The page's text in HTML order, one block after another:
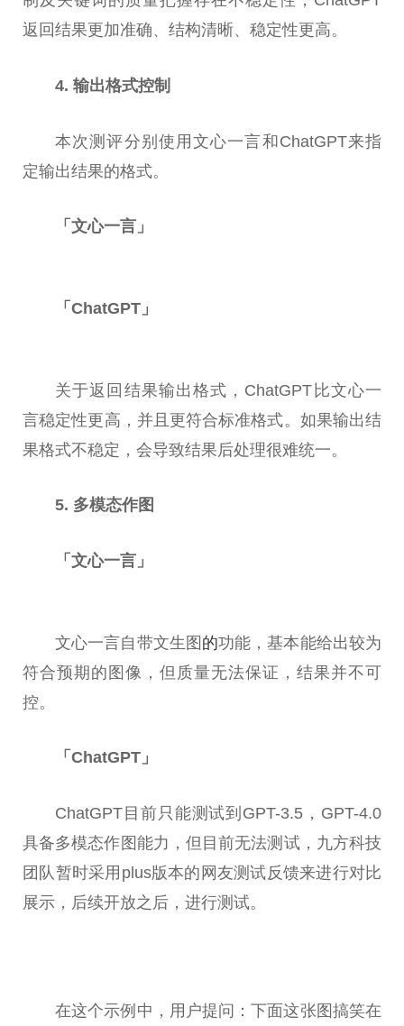
返回结果更加准确、结构清晰、稳定性更高。
4. 输出格式控制
本次测评分别使用文心一言和ChatGPT来指
定输出结果的格式。
「文心一言」
「ChatGPT」
关于返回结果输出格式，ChatGPT比文心一
言稳定性更高，并且更符合标准格式。如果输出结
果格式不稳定，会导致结果后处理很难统一。
5. 多模态作图
「文心一言」
文心一言自带文生图 的功能，基本能给出较为
符合预期的图像，但质量无法保证，结果并不可
控。
「ChatGPT」
ChatGPT目前只能测试到GPT-3.5，GPT-4.0
具备多模态作图能力，但目前无法测试，九方科技
团队暂时采用plus版本的网友测试反馈来进行对比
展示，后续开放之后，进行测试。
在这个示例中，用户提问：下面这张图搞笑在